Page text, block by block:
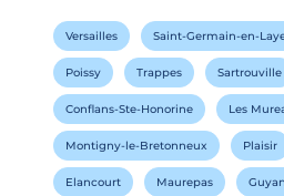
Versailles Saint-Germain-en-
Poissy Trappes Sartrouville
Conflans-Ste-Honorine Les
Montigny-le-Bretonneux Plaisir
Elancourt Maurepas